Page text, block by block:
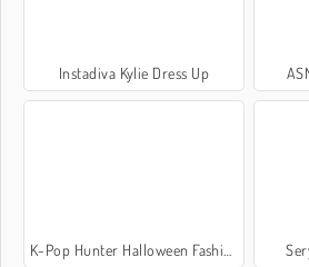
Instadiva Kylie Dress Up
K-Pop Hunter Halloween Fashion